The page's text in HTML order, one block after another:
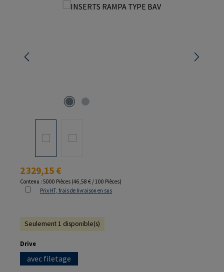
Ignorer la galerie d'images
Prix régulier :
2 329,15 €
Contenu : 5000 Pièces (46,58 € / 100 Pièces)
Prix HT, frais de livraison en sus
Seulement 1 disponible(s)
Sélectionnez
Drive
avec filetage